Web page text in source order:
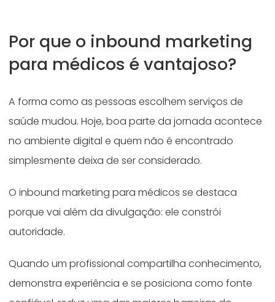
Por que o inbound marketing
para médicos é vantajoso?
A forma como as pessoas escolhem serviços de
saúde mudou. Hoje, boa parte da jornada acontece
no ambiente digital e quem não é encontrado
simplesmente deixa de ser considerado.
O inbound marketing para médicos se destaca
porque vai além da divulgação: ele constrói
autoridade.
Quando um profissional compartilha conhecimento,
demonstra experiência e se posiciona como fonte